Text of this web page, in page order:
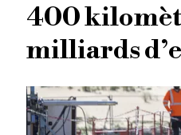
400
milliards